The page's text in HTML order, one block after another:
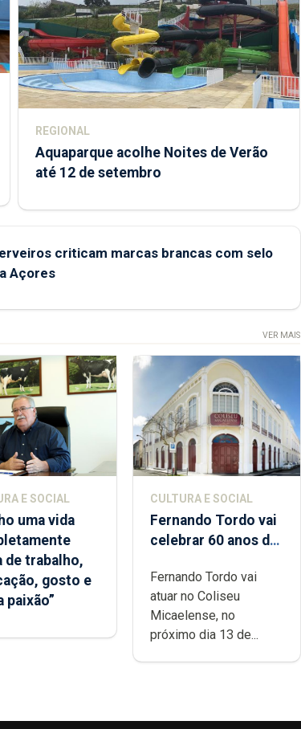
REGIONAL
Aquaparque acolhe Noites de Verão
até 12 de setembro
criticam marcas brancas com selo
Açores
VER MAIS
E SOCIAL
uma vida
de trabalho,
gosto e
paixão”
CULTURA E SOCIAL
Fernando Tordo vai
celebrar 60 anos de
Micaelense
Fernando Tordo vai
atuar no Coliseu
Micaelense, no
próximo dia 13 de...